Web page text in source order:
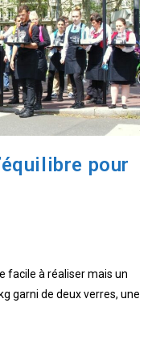
pour
facile à réaliser mais un
garni de deux verres, une